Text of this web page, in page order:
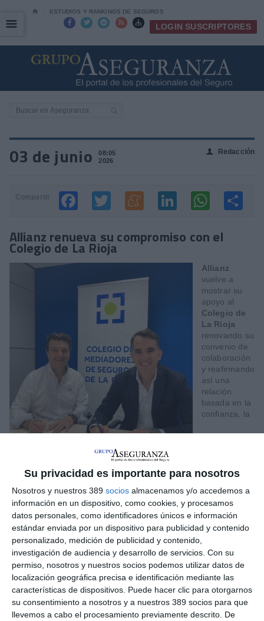
Su privacidad es importante para nosotros
Nosotros y nuestros 389 socios almacenamos y/o accedemos a
información en un dispositivo, como cookies, y procesamos
datos personales, como identificadores únicos e información
estándar enviada por un dispositivo para publicidad y contenido
personalizado, medición de publicidad y contenido,
investigación de audiencia y desarrollo de servicios. Con su
permiso, nosotros y nuestros socios podemos utilizar datos de
localización geográfica precisa e identificación mediante las
características de dispositivos. Puede hacer clic para otorgarnos
su consentimiento a nosotros y a nuestros 389 socios para que
llevemos a cabo el procesamiento previamente descrito. De
⌂ ESTUDIOS Y RANKINGS DE SEGUROS
     LOGIN SUSCRIPTORES
☰
☰
03 de junio
08:05
2026
👤 Redacción
Allianz renueva su compromiso con el
Colegio de La Rioja
Allianz
vuelve a
mostrar su
apoyo al
Colegio de
La Rioja
renovando su
convenio de
colaboración
y reafirmando
así una
relación
basada en la
confianza, la
profesionalidad y el impulso de la mediación como pieza clave
en el sector asegurador.
Javier Miguel, en representación del Colegio, yJosé Miguel
Echevarría,por parte de la Direccion Comercial Norte de
Allianz, firmaron el acuerdo. Ambos destacaron la importancia
de seguir colaborando para fortalecer el papel de la mediación
en el servicio a nuestros clientes.
El convenio permitirá seguir apoyando a los mediadores con
formación especializada, herramientas innovadoras e
información técnicasobre los productos de la compañía, con